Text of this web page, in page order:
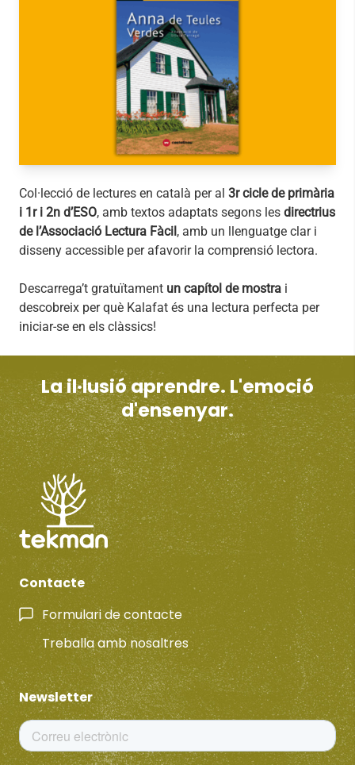
Col·lecció de lectures en català per al 3r cicle de primària
i 1r i 2n d’ESO, amb textos adaptats segons les directrius
de l’Associació Lectura Fàcil, amb un llenguatge clar i
disseny accessible per afavorir la comprensió lectora.
Descarrega’t gratuïtament un capítol de mostra i
descobreix per què Kalafat és una lectura perfecta per
iniciar-se en els clàssics!
La il·lusió aprendre. L'emoció
d'ensenyar.
Contacte
Formulari de contacte
Treballa amb nosaltres
Newsletter